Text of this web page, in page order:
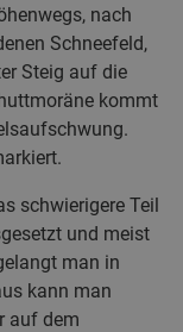
nach
Schneefeld,
Steig auf die
kommt
schwierigere Teil
und meist
man in
kann man
auf dem